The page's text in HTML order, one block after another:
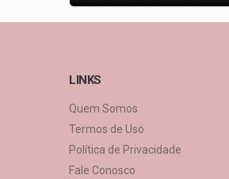
LINKS
Quem Somos
Termos de Uso
Política de Privacidade
Fale Conosco